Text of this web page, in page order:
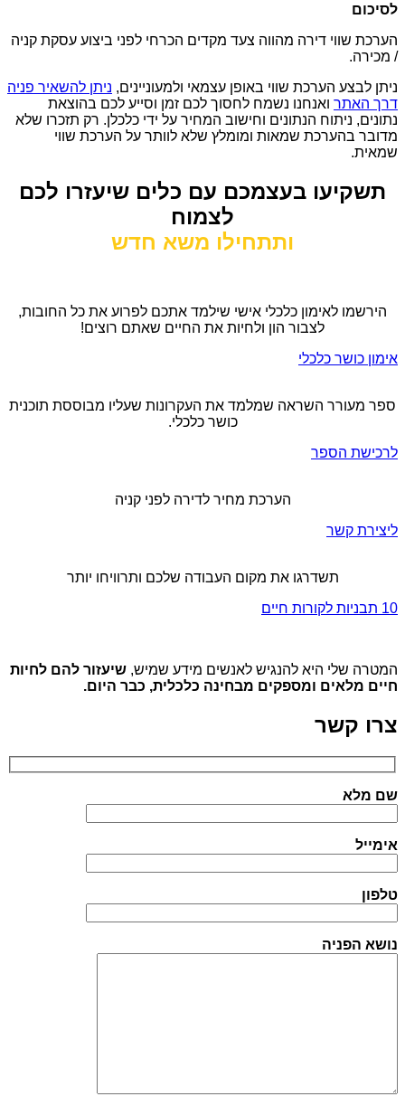
לסיכום
הערכת שווי דירה מהווה צעד מקדים הכרחי לפני ביצוע עסקת קניה
/ מכירה.
ניתן לבצע הערכת שווי באופן עצמאי ולמעוניינים, ניתן להשאיר פניה
דרך האתר ואנחנו נשמח לחסוך לכם זמן וסייע לכם בהוצאת
נתונים, ניתוח הנתונים וחישוב המחיר על ידי כלכלן. רק תזכרו שלא
מדובר בהערכת שמאות ומומלץ שלא לוותר על הערכת שווי
שמאית.
תשקיעו בעצמכם עם כלים שיעזרו לכם
לצמוח
ותתחילו משא חדש
הירשמו לאימון כלכלי אישי שילמד אתכם לפרוע את כל החובות,
לצבור הון ולחיות את החיים שאתם רוצים!
אימון כושר כלכלי
ספר מעורר השראה שמלמד את העקרונות שעליו מבוססת תוכנית
כושר כלכלי.
לרכישת הספר
הערכת מחיר לדירה לפני קניה
ליצירת קשר
תשדרגו את מקום העבודה שלכם ותרוויחו יותר
10 תבניות לקורות חיים
המטרה שלי היא להנגיש לאנשים מידע שמיש, שיעזור להם לחיות
חיים מלאים ומספקים מבחינה כלכלית, כבר היום.
צרו קשר
שם מלא
אימייל
טלפון
נושא הפניה